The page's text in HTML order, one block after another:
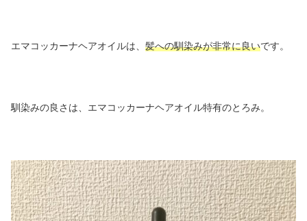
エマコッカーナヘアオイルは、 髪への馴染みが非常に良いです。
馴染みの良さは、エマコッカーナヘアオイル特有のとろみ。